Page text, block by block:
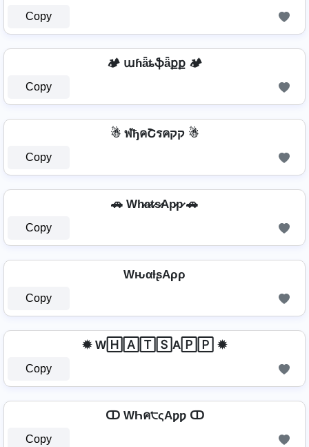
Copy
🏕️ աɦǟȶֆǟքք 🏕️
Copy
☃ ฬђคՇรคקק ☃
Copy
🚗 Wh̷a̷t̷s̷Ap̷p̷ 🚗
Copy
WԋαƚʂAρρ
Copy
✹ W🄷🄰🅃🅂A🄿🄿 ✹
Copy
ↀ WҺค੮ςAƿƿ ↀ
Copy